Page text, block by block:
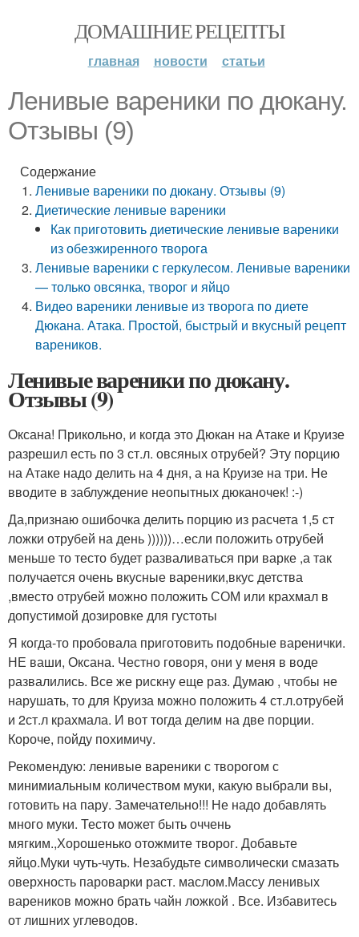
ДОМАШНИЕ РЕЦЕПТЫ
главная новости статьи
Ленивые вареники по дюкану.
Отзывы (9)
Содержание
Ленивые вареники по дюкану. Отзывы (9)
Диетические ленивые вареники
Как приготовить диетические ленивые вареники
из обезжиренного творога
Ленивые вареники с геркулесом. Ленивые вареники
— только овсянка, творог и яйцо
Видео вареники ленивые из творога по диете
Дюкана. Атака. Простой, быстрый и вкусный рецепт
вареников.
Ленивые вареники по дюкану.
Отзывы (9)
Оксана! Прикольно, и когда это Дюкан на Атаке и Круизе
разрешил есть по 3 ст.л. овсяных отрубей? Эту порцию
на Атаке надо делить на 4 дня, а на Круизе на три. Не
вводите в заблуждение неопытных дюканочек! :-)
Да,признаю ошибочка делить порцию из расчета 1,5 ст
ложки отрубей на день ))))))…если положить отрубей
меньше то тесто будет разваливаться при варке ,а так
получается очень вкусные вареники,вкус детства
,вместо отрубей можно положить СОМ или крахмал в
допустимой дозировке для густоты
Я когда-то пробовала приготовить подобные варенички.
НЕ ваши, Оксана. Честно говоря, они у меня в воде
развалились. Все же рискну еще раз. Думаю , чтобы не
нарушать, то для Круиза можно положить 4 ст.л.отрубей
и 2ст.л крахмала. И вот тогда делим на две порции.
Короче, пойду похимичу.
Рекомендую: ленивые вареники с творогом с
минимиальным количеством муки, какую выбрали вы,
готовить на пару. Замечательно!!! Не надо добавлять
много муки. Тесто может быть оччень
мягким.,Хорошенько отожмите творог. Добавьте
яйцо.Муки чуть-чуть. Незабудьте символически смазать
оверхность пароварки раст. маслом.Массу ленивых
вареников можно брать чайн ложкой . Все. Избавитесь
от лишних углеводов.